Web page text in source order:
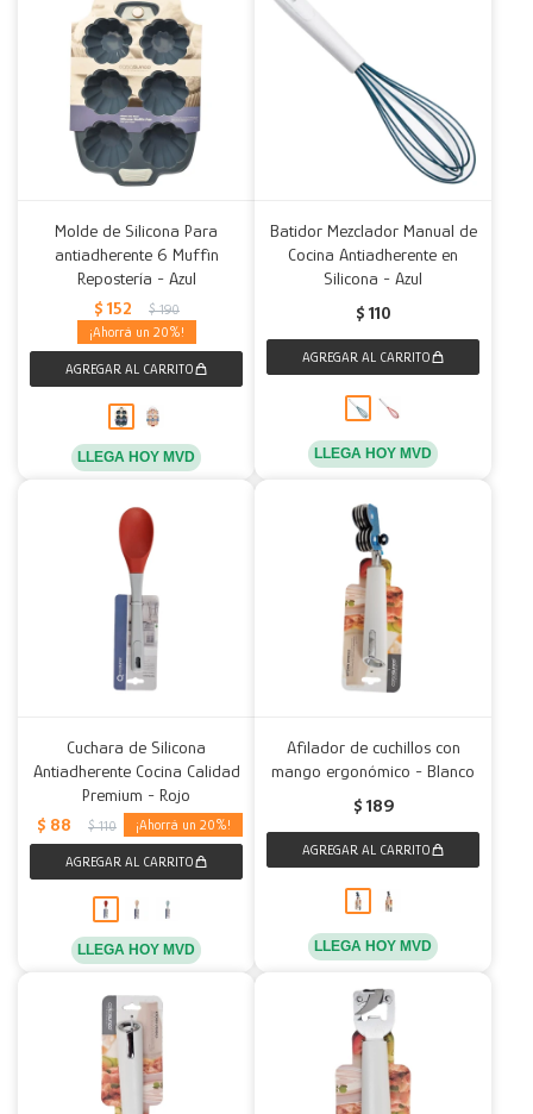
Molde de Silicona Para
antiadherente 6 Muffin
Repostería - Azul
$ 152 $ 190
20
LLEGA HOY MVD
Batidor Mezclador Manual de
Cocina Antiadherente en
Silicona - Azul
$ 110
LLEGA HOY MVD
Cuchara de Silicona
Antiadherente Cocina Calidad
Premium - Rojo
$ 88 $ 110 20
LLEGA HOY MVD
Afilador de cuchillos con
mango ergonómico - Blanco
$ 189
LLEGA HOY MVD